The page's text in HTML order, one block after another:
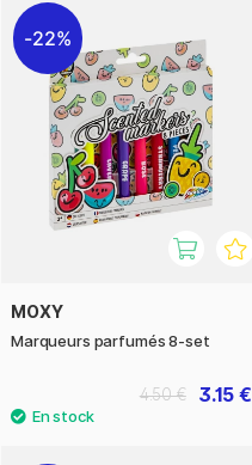
22%
MOXY
Marqueurs parfumés 8-set
3.15 €
4.50 €